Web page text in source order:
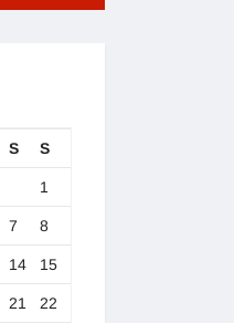
S S
1
7 8
14 15
21 22